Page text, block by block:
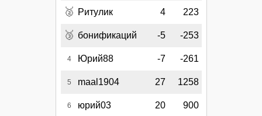
🥈 Ритулик 4 223
🥉 бонификаций -5 -253
4 Юрий88 -7 -261
5 maal1904 27 1258
6 юрий03 20 900